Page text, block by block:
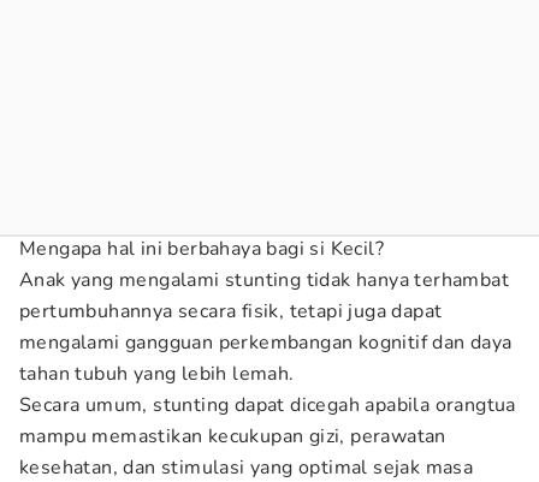
Mengapa hal ini berbahaya bagi si Kecil?
Anak yang mengalami stunting tidak hanya terhambat
pertumbuhannya secara fisik, tetapi juga dapat
mengalami gangguan perkembangan kognitif dan daya
tahan tubuh yang lebih lemah.
Secara umum, stunting dapat dicegah apabila orangtua
mampu memastikan kecukupan gizi, perawatan
kesehatan, dan stimulasi yang optimal sejak masa